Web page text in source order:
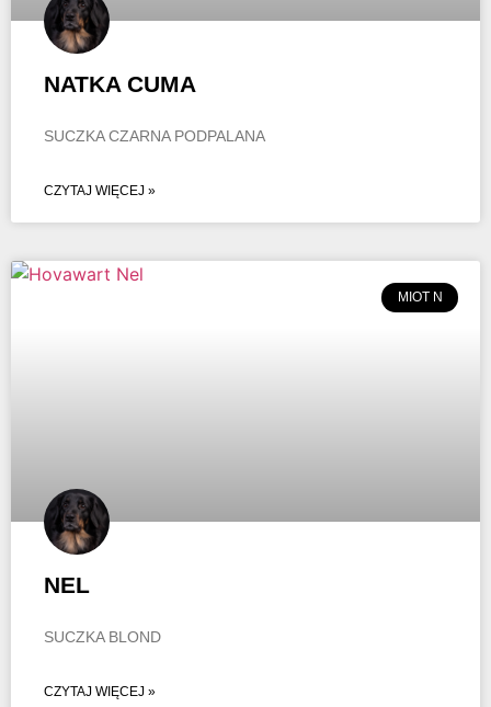
NATKA CUMA
SUCZKA CZARNA PODPALANA
CZYTAJ WIĘCEJ »
MIOT N
NEL
SUCZKA BLOND
CZYTAJ WIĘCEJ »